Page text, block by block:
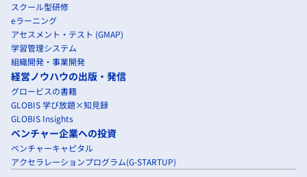
スクール型研修
eラーニング
アセスメント・テスト (GMAP)
学習管理システム
組織開発・事業開発
経営ノウハウの出版・発信
グロービスの書籍
GLOBIS 学び放題×知見録
GLOBIS Insights
ベンチャー企業への投資
ベンチャーキャピタル
アクセラレーションプログラム(G-STARTUP)